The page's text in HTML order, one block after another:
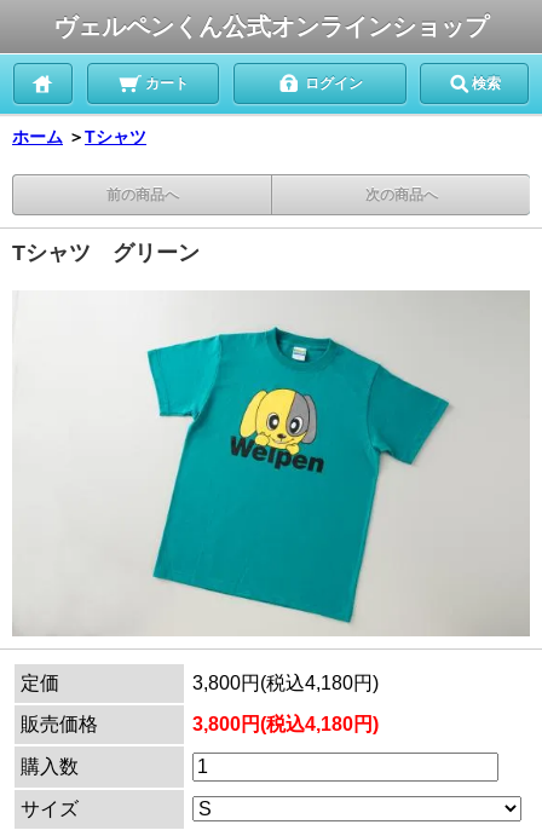
ヴェルペンくん公式オンラインショップ
カート ログイン 検索
ホーム ＞Tシャツ
前の商品へ 次の商品へ
Tシャツ グリーン
定価
3,800円(税込4,180円)
販売価格
3,800円(税込4,180円)
購入数
サイズ